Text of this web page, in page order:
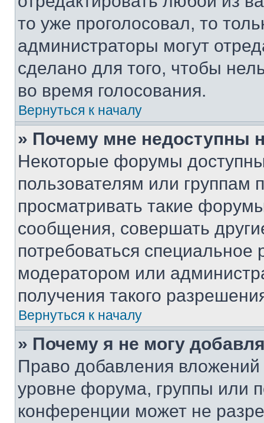
то уже проголосовал, то
администраторы могут
сделано для того, чтобы
во время голосования.
Вернуться к началу
» Почему мне недоступны
Некоторые форумы
пользователям или группам
просматривать такие
сообщения, совершать
потребоваться
модератором или
получения такого
Вернуться к началу
» Почему я не могу
Право добавления
уровне форума, группы или
конференции может не